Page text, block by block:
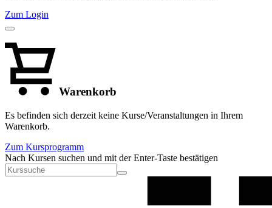
Zum Login
Warenkorb
Es befinden sich derzeit keine Kurse/Veranstaltungen in Ihrem
Warenkorb.
Zum Kursprogramm
Nach Kursen suchen und mit der Enter-Taste bestätigen